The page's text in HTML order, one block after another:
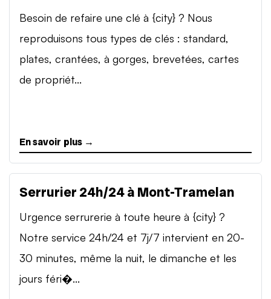
Besoin de refaire une clé à {city} ? Nous
reproduisons tous types de clés : standard,
plates, crantées, à gorges, brevetées, cartes
de propriét...
En savoir plus →
Serrurier 24h/24 à Mont-Tramelan
Urgence serrurerie à toute heure à {city} ?
Notre service 24h/24 et 7j/7 intervient en 20-
30 minutes, même la nuit, le dimanche et les
jours féri�...